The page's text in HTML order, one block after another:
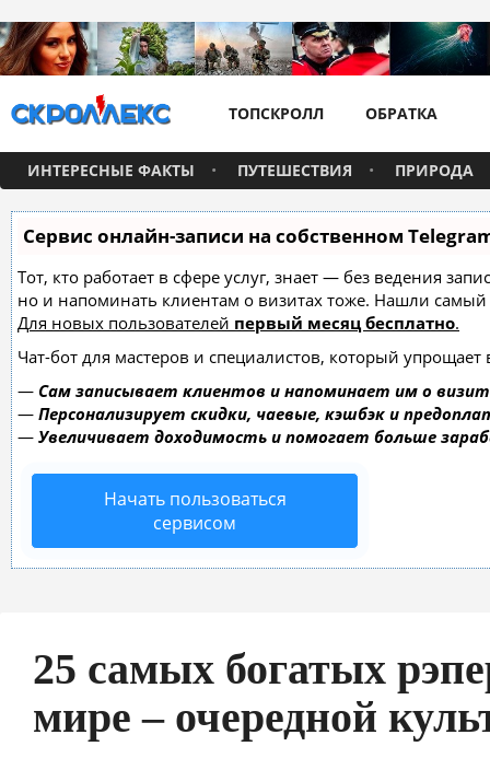
ТОПСКРОЛЛ ОБРАТКА
ИНТЕРЕСНЫЕ ФАКТЫ ПУТЕШЕСТВИЯ ПРИРОДА
Сервис онлайн-записи на собственном
Тот, кто работает в сфере услуг, знает — без ведения
но и напоминать клиентам о визитах тоже. Нашли
Для новых пользователей первый месяц бесплатно.
Чат-бот для мастеров и специалистов, который упрощает
— Сам записывает клиентов и напоминает им о
— Персонализирует скидки, чаевые, кэшбэк и
— Увеличивает доходимость и помогает больше
Начать пользоваться
сервисом
25 самых богатых
мире – очередной